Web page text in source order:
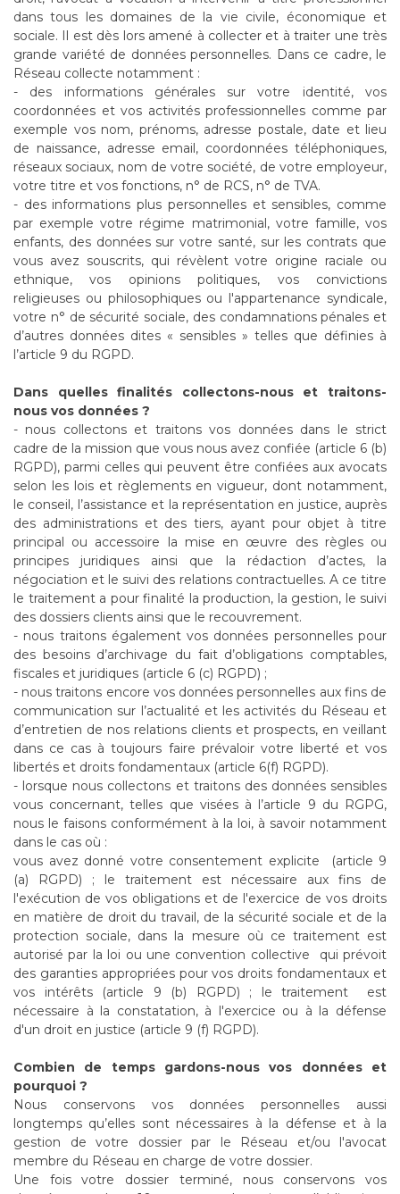
dans tous les domaines de la vie civile, économique et
sociale. Il est dès lors amené à collecter et à traiter une très
grande variété de données personnelles. Dans ce cadre, le
Réseau collecte notamment :
- des informations générales sur votre identité, vos
coordonnées et vos activités professionnelles comme par
exemple vos nom, prénoms, adresse postale, date et lieu
de naissance, adresse email, coordonnées téléphoniques,
réseaux sociaux, nom de votre société, de votre employeur,
votre titre et vos fonctions, n° de RCS, n° de TVA.
- des informations plus personnelles et sensibles, comme
par exemple votre régime matrimonial, votre famille, vos
enfants, des données sur votre santé, sur les contrats que
vous avez souscrits, qui révèlent votre origine raciale ou
ethnique, vos opinions politiques, vos convictions
religieuses ou philosophiques ou l'appartenance syndicale,
votre n° de sécurité sociale, des condamnations pénales et
d’autres données dites « sensibles » telles que définies à
l’article 9 du RGPD.
Dans quelles finalités collectons-nous et traitons-
nous vos données ?
- nous collectons et traitons vos données dans le strict
cadre de la mission que vous nous avez confiée (article 6 (b)
RGPD), parmi celles qui peuvent être confiées aux avocats
selon les lois et règlements en vigueur, dont notamment,
le conseil, l’assistance et la représentation en justice, auprès
des administrations et des tiers, ayant pour objet à titre
principal ou accessoire la mise en œuvre des règles ou
principes juridiques ainsi que la rédaction d’actes, la
négociation et le suivi des relations contractuelles. A ce titre
le traitement a pour finalité la production, la gestion, le suivi
des dossiers clients ainsi que le recouvrement.
- nous traitons également vos données personnelles pour
des besoins d’archivage du fait d’obligations comptables,
fiscales et juridiques (article 6 (c) RGPD) ;
- nous traitons encore vos données personnelles aux fins de
communication sur l’actualité et les activités du Réseau et
d’entretien de nos relations clients et prospects, en veillant
dans ce cas à toujours faire prévaloir votre liberté et vos
libertés et droits fondamentaux (article 6(f) RGPD).
- lorsque nous collectons et traitons des données sensibles
vous concernant, telles que visées à l’article 9 du RGPG,
nous le faisons conformément à la loi, à savoir notamment
dans le cas où :
vous avez donné votre consentement explicite (article 9
(a) RGPD) ; le traitement est nécessaire aux fins de
l'exécution de vos obligations et de l'exercice de vos droits
en matière de droit du travail, de la sécurité sociale et de la
protection sociale, dans la mesure où ce traitement est
autorisé par la loi ou une convention collective qui prévoit
des garanties appropriées pour vos droits fondamentaux et
vos intérêts (article 9 (b) RGPD) ; le traitement est
nécessaire à la constatation, à l'exercice ou à la défense
d'un droit en justice (article 9 (f) RGPD).
Combien de temps gardons-nous vos données et
pourquoi ?
Nous conservons vos données personnelles aussi
longtemps qu’elles sont nécessaires à la défense et à la
gestion de votre dossier par le Réseau et/ou l'avocat
membre du Réseau en charge de votre dossier.
Une fois votre dossier terminé, nous conservons vos